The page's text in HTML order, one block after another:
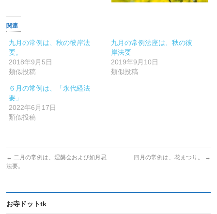
関連
九月の常例は、秋の彼岸法
要。
2018年9月5日
類似投稿
九月の常例法座は、秋の彼
岸法要
2019年9月10日
類似投稿
６月の常例は、「永代経法
要」
2022年6月17日
類似投稿
← 二月の常例は、涅槃会および如月忌
法要。
四月の常例は、花まつり。 →
お寺ドットtk